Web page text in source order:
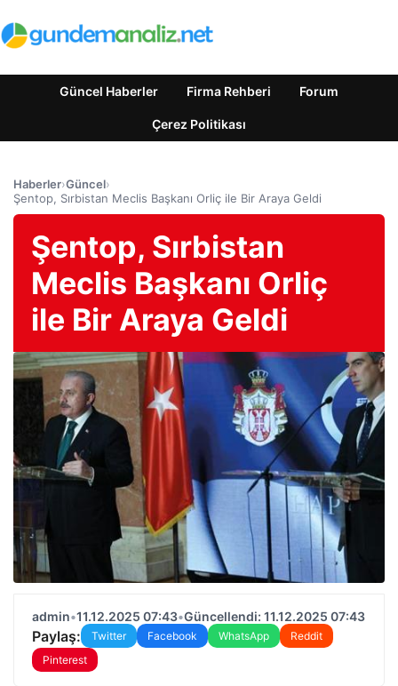
Güncel Haberler Firma Rehberi Forum
Çerez Politikası
Haberler›Güncel›
Şentop, Sırbistan Meclis Başkanı Orliç ile Bir Araya Geldi
Şentop, Sırbistan
Meclis Başkanı Orliç
ile Bir Araya Geldi
admin•11.12.2025 07:43•Güncellendi: 11.12.2025 07:43
Paylaş: Twitter Facebook WhatsApp
Reddit
Pinterest